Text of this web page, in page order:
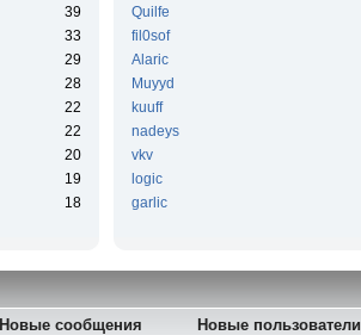
39
33
29
28
22
22
20
19
18
Quilfe
fil0sof
Alaric
Muyyd
kuuff
nadeys
vkv
logic
garlic
Новые сообщения Новые пользователи